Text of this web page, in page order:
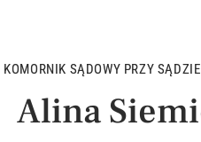
KOMORNIK SĄDOWY PRZY
Alina